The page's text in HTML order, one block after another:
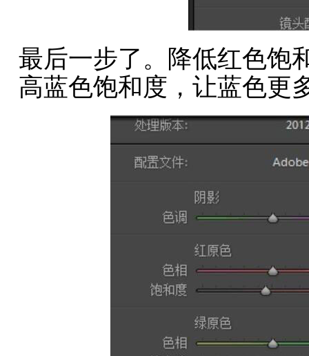
最后一步了。降低红色饱
高蓝色饱和度，让蓝色更